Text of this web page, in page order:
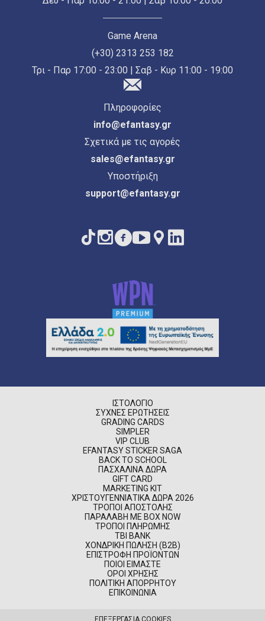
Game Arena
(+30) 2313 253 182
Τρι - Παρ 17:00 - 23:00 | Σαβ - Κυρ 11:00 - 19:00
Πληροφορίες
info@efantasy.gr
Σχετικά με τις αγορές
sales@efantasy.gr
Υποστήριξη
support@efantasy.gr
ΙΣΤΟΛΌΓΙΟ
ΣΥΧΝΈΣ ΕΡΩΤΉΣΕΙΣ
GRADING CARDS
SIMPLER
VIP CLUB
EFANTASY STICKER SAGA
BACK TO SCHOOL
ΠΑΣΧΑΛΙΝΆ ΔΏΡΑ
GIFT CARD
MARKETING KIT
ΧΡΙΣΤΟΥΓΕΝΝΙΆΤΙΚΑ ΔΏΡΑ 2026
ΤΡΌΠΟΙ ΑΠΟΣΤΟΛΉΣ
ΠΑΡΑΛΑΒΉ ΜΕ BOX NOW
ΤΡΌΠΟΙ ΠΛΗΡΩΜΉΣ
TBI BANK
ΧΟΝΔΡΙΚΉ ΠΏΛΗΣΗ (B2B)
ΕΠΙΣΤΡΟΦΉ ΠΡΟΪΌΝΤΩΝ
ΠΟΙΟΊ ΕΊΜΑΣΤΕ
ΌΡΟΙ ΧΡΉΣΗΣ
ΠΟΛΙΤΙΚΉ ΑΠΟΡΡΉΤΟΥ
ΕΠΙΚΟΙΝΩΝΊΑ